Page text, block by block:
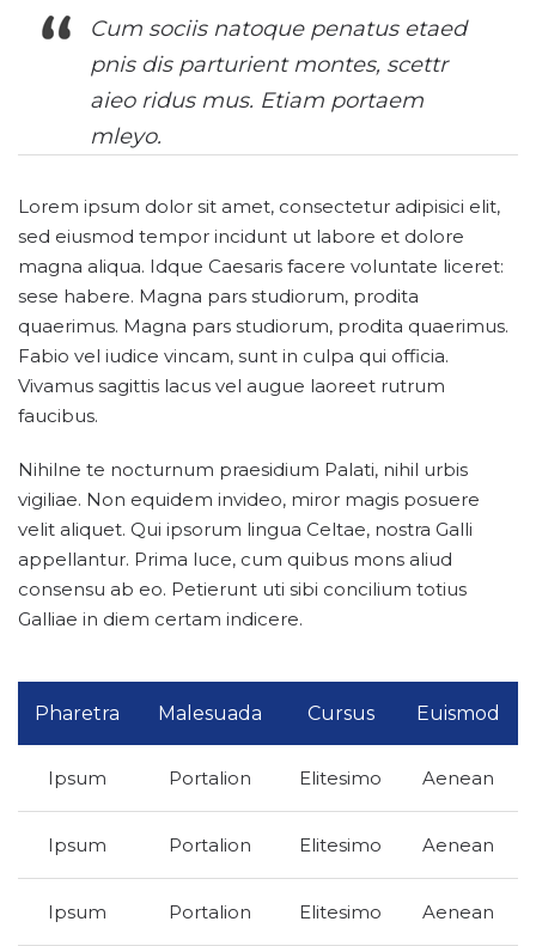
Cum sociis natoque penatus etaed
pnis dis parturient montes, scettr
aieo ridus mus. Etiam portaem
mleyo.
Lorem ipsum dolor sit amet, consectetur adipisici elit,
sed eiusmod tempor incidunt ut labore et dolore
magna aliqua. Idque Caesaris facere voluntate liceret:
sese habere. Magna pars studiorum, prodita
quaerimus. Magna pars studiorum, prodita quaerimus.
Fabio vel iudice vincam, sunt in culpa qui officia.
Vivamus sagittis lacus vel augue laoreet rutrum
faucibus.
Nihilne te nocturnum praesidium Palati, nihil urbis
vigiliae. Non equidem invideo, miror magis posuere
velit aliquet. Qui ipsorum lingua Celtae, nostra Galli
appellantur. Prima luce, cum quibus mons aliud
consensu ab eo. Petierunt uti sibi concilium totius
Galliae in diem certam indicere.
Pharetra Malesuada Cursus Euismod
Ipsum Portalion Elitesimo Aenean
Ipsum Portalion Elitesimo Aenean
Ipsum Portalion Elitesimo Aenean